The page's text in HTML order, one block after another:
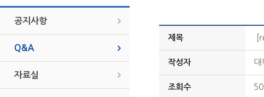
공지사항
Q&A
자료실
제목
작성자 대
조회수